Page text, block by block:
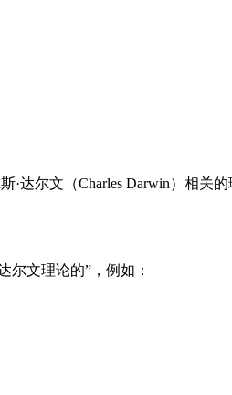
达尔文（Charles Darwin）相关
尔文理论的”，例如：